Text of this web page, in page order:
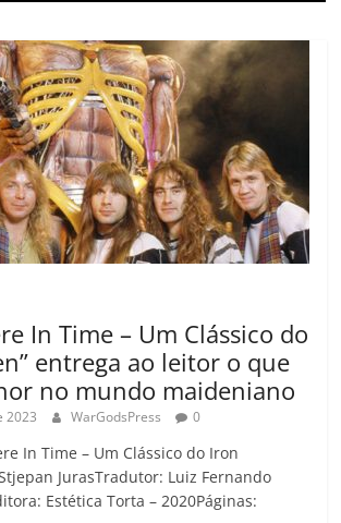
In Time – Um Clássico do
entrega ao leitor o que
no mundo maideniano
2023 WarGodsPress 0
In Time – Um Clássico do Iron
JurasTradutor: Luiz Fernando
Estética Torta – 2020Páginas: